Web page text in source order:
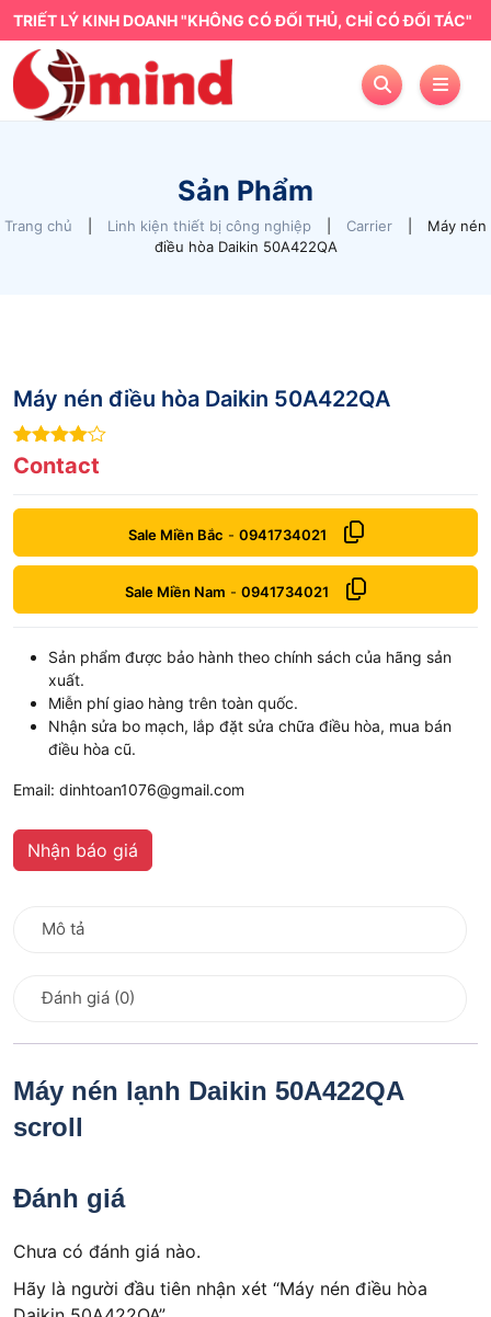
TRIẾT LÝ KINH DOANH "KHÔNG CÓ ĐỐI THỦ, CHỈ CÓ ĐỐI TÁC"
Sản Phẩm
Trang chủ Linh kiện thiết bị công nghiệp Carrier
Máy nén
điều hòa Daikin 50A422QA
Máy nén điều hòa Daikin 50A422QA
4out of
5
Contact
Sale Miền Bắc - 0941734021
Sale Miền Nam - 0941734021
Sản phẩm được bảo hành theo chính sách của hãng sản
xuất.
Miễn phí giao hàng trên toàn quốc.
Nhận sửa bo mạch, lắp đặt sửa chữa điều hòa, mua bán
điều hòa cũ.
Email: dinhtoan1076@gmail.com
Nhận báo giá
Mô tả
Đánh giá (0)
Máy nén lạnh Daikin 50A422QA
scroll
Đánh giá
Chưa có đánh giá nào.
Hãy là người đầu tiên nhận xét “Máy nén điều hòa